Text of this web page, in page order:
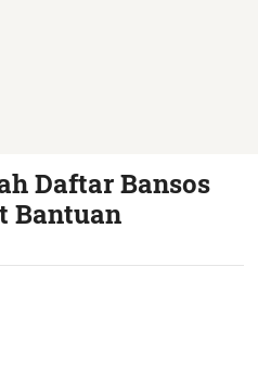
Daftar Bansos
Bantuan